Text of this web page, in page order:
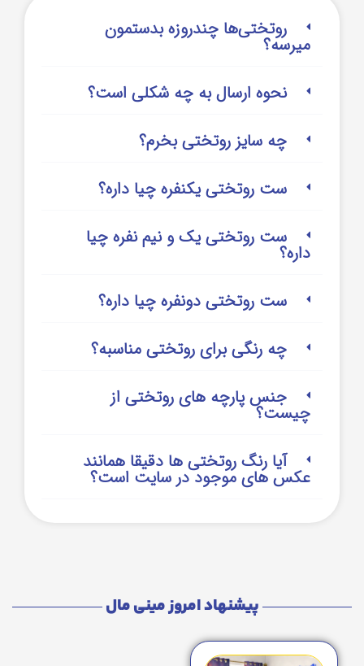
روتختی‌‌ها چندروزه بدستمون
میرسه؟
نحوه ارسال به چه شکلی است؟
چه سایز روتختی بخرم؟
ست روتختی یکنفره چیا داره؟
ست روتختی یک و نیم نفره چیا
داره؟
ست روتختی دونفره چیا داره؟
چه رنگی برای روتختی مناسبه؟
جنس پارچه های روتختی از
چیست؟
آیا رنگ روتختی ها دقیقا همانند
عکس های موجود در سایت است؟
پیشنهاد امروز مینی مال